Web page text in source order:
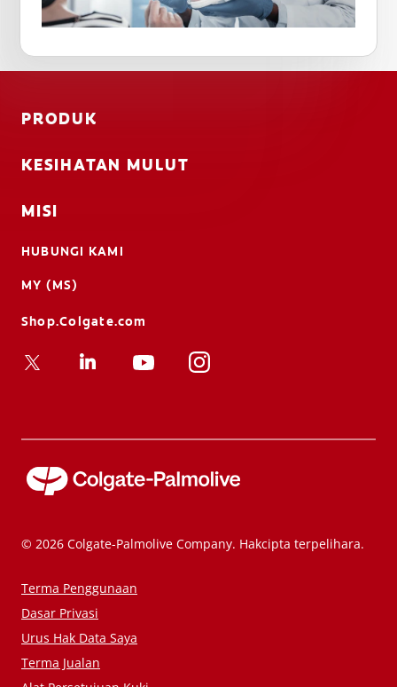
PRODUK
KESIHATAN MULUT
MISI
HUBUNGI KAMI
MY (MS)
Shop.Colgate.com
© 2026 Colgate-Palmolive Company. Hakcipta terpelihara.
Terma Penggunaan
Dasar Privasi
Urus Hak Data Saya
Terma Jualan